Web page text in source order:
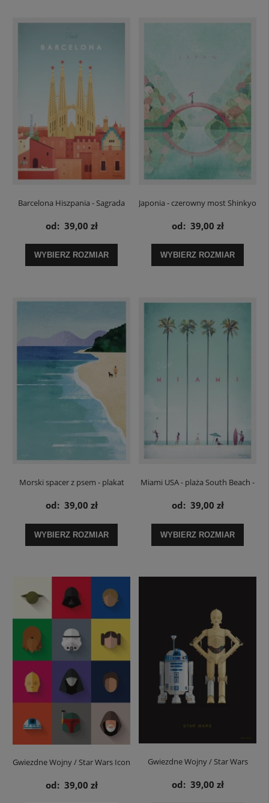
Barcelona Hiszpania - Sagrada
Familia - plakat
od: 39,00 zł
WYBIERZ ROZMIAR
Japonia - czerowny most Shinkyo
i ogród japoński - plakat
od: 39,00 zł
WYBIERZ ROZMIAR
Morski spacer z psem - plakat
od: 39,00 zł
WYBIERZ ROZMIAR
Miami USA - plaża South Beach -
plakat
od: 39,00 zł
WYBIERZ ROZMIAR
Gwiezdne Wojny / Star Wars Icon
Set - plakat
od: 39,00 zł
Gwiezdne Wojny / Star Wars
Roboty - plakat
od: 39,00 zł